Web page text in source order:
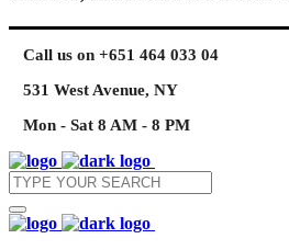
Call us on +651 464 033 04
531 West Avenue, NY
Mon - Sat 8 AM - 8 PM